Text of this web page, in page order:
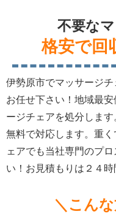
不要な
格安で回
伊勢原市でマッサージ
お任せ下さい！地域最
ージチェアを処分しま
無料で対応します。重
ェアでも当社専門のプ
い！お見積もりは２４時
＼こん